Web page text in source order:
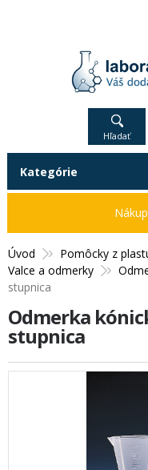
Hľadať
Úvod Pomôcky z
Valce a odmerky
stupnica
Odmerka
stupnica
Kategórie